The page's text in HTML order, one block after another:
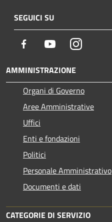
SEGUICI SU
Facebook YoutubeInstagram
AMMINISTRAZIONE
Organi di Governo
Aree Amministrative
Uffici
Enti e fondazioni
Politici
Personale Amministrativo
Documenti e dati
CATEGORIE DI SERVIZIO